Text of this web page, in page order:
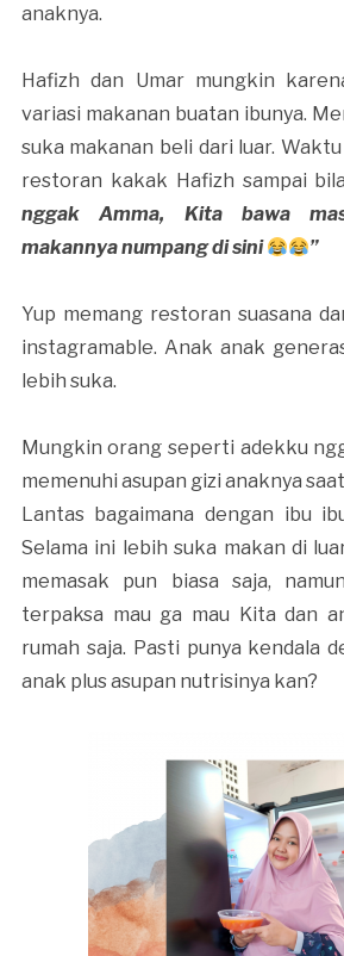
anaknya.
Hafizh dan Umar mungkin
variasi makanan buatan ibunya.
suka makanan beli dari luar.
restoran kakak Hafizh sampai
nggak Amma, Kita bawa
makannya numpang di sini
”
Yup memang restoran suasana
instagramable. Anak anak
lebih suka.
Mungkin orang seperti adekku
memenuhi asupan gizi anaknya
Lantas bagaimana dengan ibu
Selama ini lebih suka makan di
memasak pun biasa saja,
terpaksa mau ga mau Kita dan
rumah saja. Pasti punya kendala
anak plus asupan nutrisinya kan?